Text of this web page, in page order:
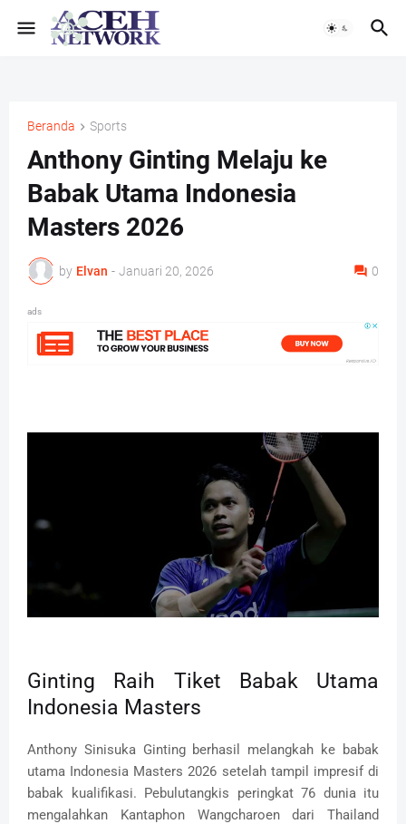
Beranda Sports
Anthony Ginting Melaju ke
Babak Utama Indonesia
Masters 2026
by Elvan - Januari 20, 2026 0
ads
Ginting Raih Tiket Babak Utama
Indonesia Masters
Anthony Sinisuka Ginting berhasil melangkah ke babak
utama Indonesia Masters 2026 setelah tampil impresif di
babak kualifikasi. Pebulutangkis peringkat 76 dunia itu
mengalahkan Kantaphon Wangcharoen dari Thailand